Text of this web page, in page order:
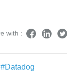
with :
#Datadog